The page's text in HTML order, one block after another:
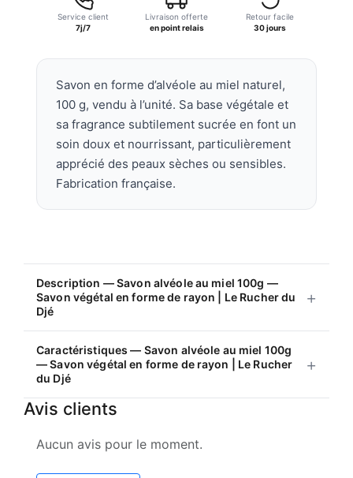
au
100g
—
Savon
végétal
en
forme
de
Djé
Service client
7j/7
Livraison offerte
en point relais
Retour facile
30 jours
Savon en forme d’alvéole au miel naturel,
100 g, vendu à l’unité. Sa base végétale et
sa fragrance subtilement sucrée en font un
soin doux et nourrissant, particulièrement
apprécié des peaux sèches ou sensibles.
Fabrication française.
Description — Savon alvéole au miel 100g —
Savon végétal en forme de rayon | Le Rucher du
Djé
Caractéristiques — Savon alvéole au miel 100g
— Savon végétal en forme de rayon | Le Rucher
du Djé
Avis clients
Aucun avis pour le moment.